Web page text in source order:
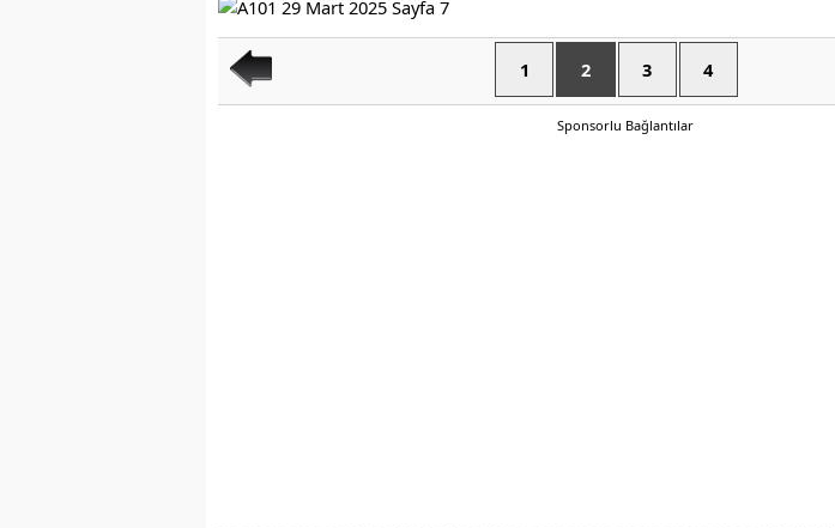
1 2 3 4
Sponsorlu Bağlantılar